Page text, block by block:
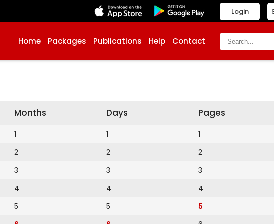
Login
Home Packages Publications Help Contact
Months
1
2
3
4
5
Days
1
2
3
4
5
Pages
1
2
3
4
5